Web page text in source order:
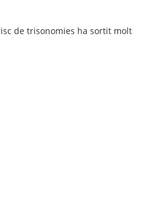
de trisonomies ha sortit molt